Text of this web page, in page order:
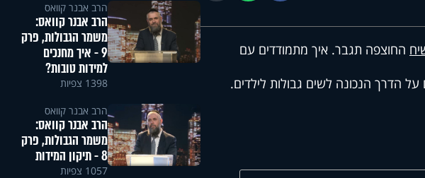
החוצפה תגבר. איך מתמודדים עם
הדרך הנכונה לשים גבולות לילדים.
הרב אבנר קוואס
הרב אבנר קוואס:
משמר הגבולות, פרק
9 - איך מחנכים
למידות טובות?
1398 צפיות
הרב אבנר קוואס
הרב אבנר קוואס:
משמר הגבולות, פרק
8 - תיקון המידות
1057 צפיות